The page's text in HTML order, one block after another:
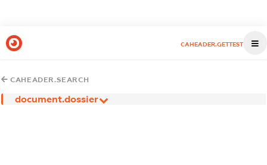
CAHEADER.GETTEST
CAHEADER.SEARCH
document.dossier